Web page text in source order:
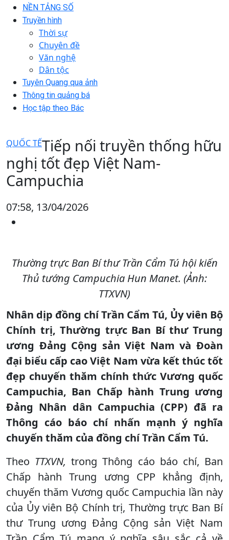
NỀN TẢNG SỐ
Truyền hình
Thời sự
Chuyên đề
Văn nghệ
Dân tộc
Tuyên Quang qua ảnh
Thông tin quảng bá
Học tập theo Bác
QUỐC TẾTiếp nối truyền thống hữu
nghị tốt đẹp Việt Nam-
Campuchia
07:58, 13/04/2026
Thường trực Ban Bí thư Trần Cẩm Tú hội kiến
Thủ tướng Campuchia Hun Manet. (Ảnh:
TTXVN)
Nhân dịp đồng chí Trần Cẩm Tú, Ủy viên Bộ
Chính trị, Thường trực Ban Bí thư Trung
ương Đảng Cộng sản Việt Nam và Đoàn
đại biểu cấp cao Việt Nam vừa kết thúc tốt
đẹp chuyến thăm chính thức Vương quốc
Campuchia, Ban Chấp hành Trung ương
Đảng Nhân dân Campuchia (CPP) đã ra
Thông cáo báo chí nhấn mạnh ý nghĩa
chuyến thăm của đồng chí Trần Cẩm Tú.
Theo TTXVN,trong Thông cáo báo chí, Ban
Chấp hành Trung ương CPP khẳng định,
chuyến thăm Vương quốc Campuchia lần này
của Ủy viên Bộ Chính trị, Thường trực Ban Bí
thư Trung ương Đảng Cộng sản Việt Nam